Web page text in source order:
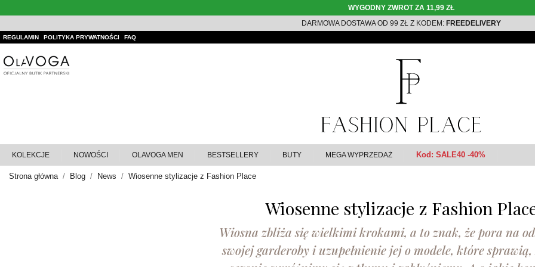
WYGODNY ZWROT ZA 11,99 ZŁ
DARMOWA DOSTAWA OD 99 ZŁ Z KODEM: FREEDELIVERY
REGULAMIN POLITYKA PRYWATNOŚCI FAQ
KOLEKCJE NOWOŚCI OLAVOGA MEN BESTSELLERY BUTY MEGA WYPRZEDAŻ Kod: SALE40 -40%
Strona główna Blog News Wiosenne stylizacje z Fashion Place
Wiosenne stylizacje z Fashion
Wiosna zbliża się wielkimi krokami, a to znak, że pora na
swojej garderoby i uzupełnienie jej o modele, które sprawią,